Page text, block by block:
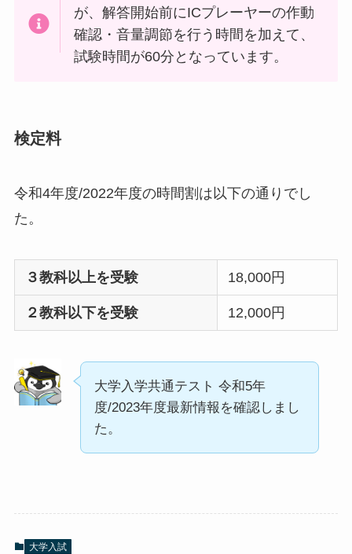
が、解答開始前にICプレーヤーの作動
確認・音量調節を行う時間を加えて、
試験時間が60分となっています。
検定料
令和4年度/2022年度の時間割は以下の通りでし
た。
３教科以上を受験 18,000円
２教科以下を受験 12,000円
大学入学共通テスト 令和5年
度/2023年度最新情報を確認しまし
た。
大学入試